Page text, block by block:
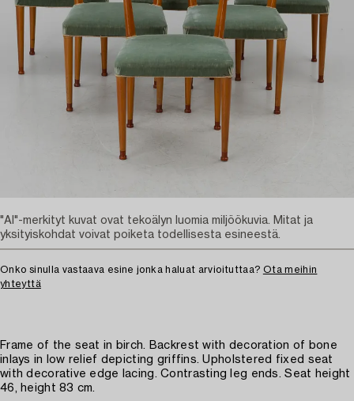
Onko sinulla vastaava esine jonka haluat arvioituttaa? Ota meihin
yhteyttä
Frame of the seat in birch. Backrest with decoration of bone
inlays in low relief depicting griffins. Upholstered fixed seat
with decorative edge lacing. Contrasting leg ends. Seat height
46, height 83 cm.
"AI"-merkityt kuvat ovat tekoälyn luomia miljöökuvia. Mitat ja
yksityiskohdat voivat poiketa todellisesta esineestä.